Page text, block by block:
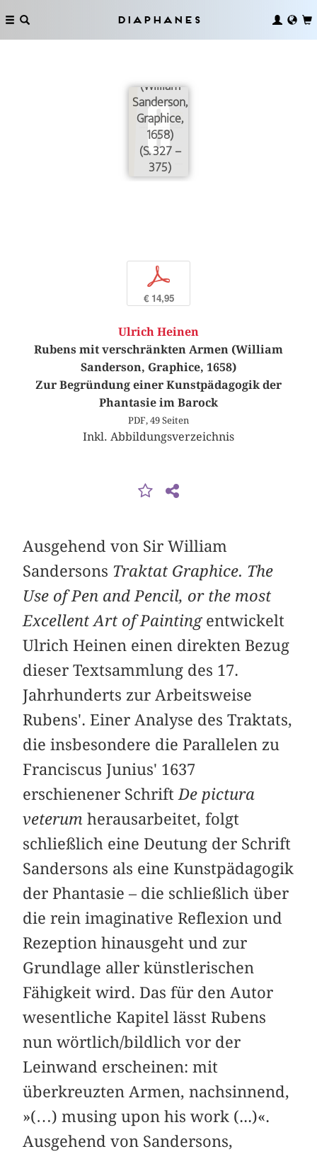
Diaphanes
Rubens
mit
(William
Sanderson,
Graphice,
1658)
(S. 327 –
375)
p
€ 14,95
Ulrich Heinen
Rubens mit verschränkten Armen (William
Sanderson, Graphice, 1658)
Zur Begründung einer Kunstpädagogik der
Phantasie im Barock
PDF, 49 Seiten
Inkl. Abbildungsverzeichnis
Ausgehend von Sir William
Sandersons Traktat Graphice. The
Use of Pen and Pencil, or the most
Excellent Art of Paintingentwickelt
Ulrich Heinen einen direkten Bezug
dieser Textsammlung des 17.
Jahrhunderts zur Arbeitsweise
Rubens'. Einer Analyse des Traktats,
die insbesondere die Parallelen zu
Franciscus Junius' 1637
erschienener Schrift De pictura
veterumherausarbeitet, folgt
schließlich eine Deutung der Schrift
Sandersons als eine Kunstpädagogik
der Phantasie – die schließlich über
die rein imaginative Reflexion und
Rezeption hinausgeht und zur
Grundlage aller künstlerischen
Fähigkeit wird. Das für den Autor
wesentliche Kapitel lässt Rubens
nun wörtlich/bildlich vor der
Leinwand erscheinen: mit
überkreuzten Armen, nachsinnend,
»(…) musing upon his work (...)«.
Ausgehend von Sandersons,